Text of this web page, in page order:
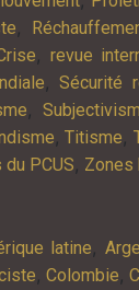
,
, revue
,Sécurité
,
,Titisme,
PCUS, Zones
latine,
,Colombie,